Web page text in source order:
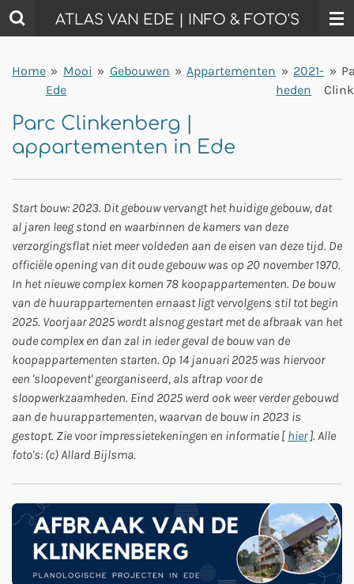
Ga
direct
de
hoofdinhoud
ATLAS VAN EDE | INFO & FOTO'S
Home » Mooi
Ede
» Gebouwen » Appartementen » 2021-
heden
»
Parc Clinkenberg |
appartementen in Ede
Start bouw: 2023. Dit gebouw vervangt het huidige gebouw, dat
al jaren leeg stond en waarbinnen de kamers van deze
verzorgingsflat niet meer voldeden aan de eisen van deze tijd. De
officiële opening van dit oude gebouw was op 20 november 1970.
In het nieuwe complex komen 78 koopappartementen. De bouw
van de huurappartementen ernaast ligt vervolgens stil tot begin
2025. Voorjaar 2025 wordt alsnog gestart met de afbraak van het
oude complex en dan zal in ieder geval de bouw van de
koopappartementen starten. Op 14 januari 2025 was hiervoor
een 'sloopevent' georganiseerd, als aftrap voor de
sloopwerkzaamheden. Eind 2025 werd ook weer verder gebouwd
aan de huurappartementen, waarvan de bouw in 2023 is
gestopt. Zie voor impressietekeningen en informatie [ hier]. Alle
foto's: (c) Allard Bijlsma.